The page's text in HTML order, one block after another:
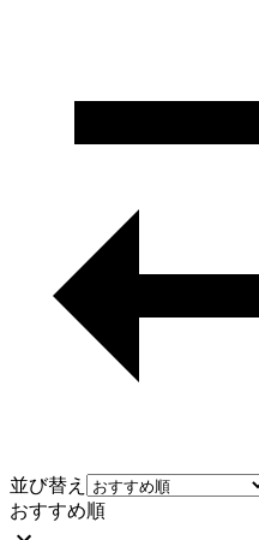
並び替え
おすすめ順